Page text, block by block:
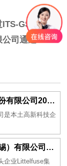
GSV审核
司通过SGS
祝贺中山蓝晨科技股份有限公司2026年一次性成功通过BSCI验厂-B级
是本土高新科技企
祝贺力特半导体（无锡）有限公司2026年一次性成功通过RBA-VAP认证审核并取得170.2分
企业Littelfuse集